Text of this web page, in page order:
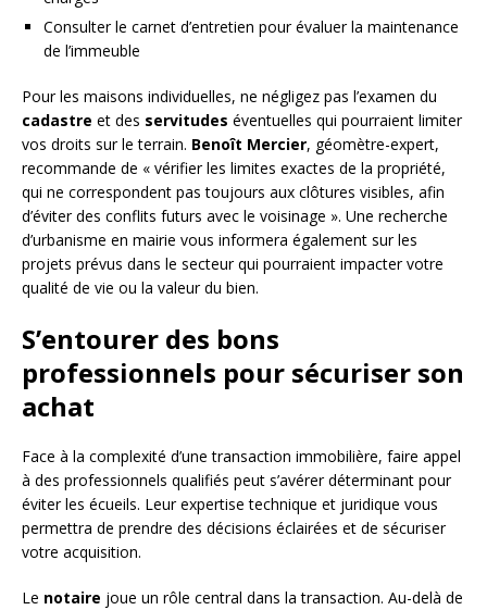
Consulter le carnet d’entretien pour évaluer la maintenance
de l’immeuble
Pour les maisons individuelles, ne négligez pas l’examen du
cadastre et des servitudes éventuelles qui pourraient limiter
vos droits sur le terrain. Benoît Mercier, géomètre-expert,
recommande de « vérifier les limites exactes de la propriété,
qui ne correspondent pas toujours aux clôtures visibles, afin
d’éviter des conflits futurs avec le voisinage ». Une recherche
d’urbanisme en mairie vous informera également sur les
projets prévus dans le secteur qui pourraient impacter votre
qualité de vie ou la valeur du bien.
S’entourer des bons
professionnels pour sécuriser son
achat
Face à la complexité d’une transaction immobilière, faire appel
à des professionnels qualifiés peut s’avérer déterminant pour
éviter les écueils. Leur expertise technique et juridique vous
permettra de prendre des décisions éclairées et de sécuriser
votre acquisition.
Le notaire joue un rôle central dans la transaction. Au-delà de